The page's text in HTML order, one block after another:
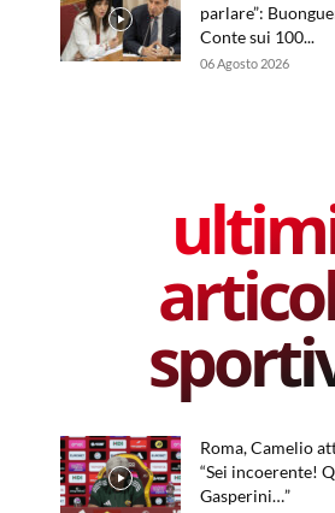
parlare”:
Conte sui 100...
06 Agosto 2026
Roma, Camelio
“Sei incoerente!
Gasperini…”